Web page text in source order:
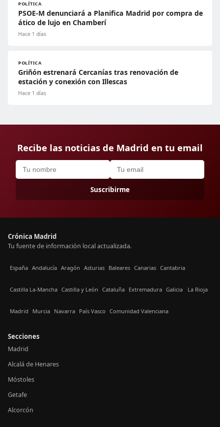
POLÍTICA
PSOE-M denunciará a Planifica Madrid por compra de
ático de lujo en Chamberí
Hace 1 días
POLÍTICA
Griñón estrenará Cercanías tras renovación de
estación y conexión con Illescas
Hace 1 días
Recibe las noticias de Madrid en tu email
Suscribirme
Crónica Madrid
Tu fuente de información local actualizada.
España Andalucía Aragón Asturias Baleares Canarias Cantabria
Castilla La-Mancha Castilla y León Cataluña Extremadura Galicia La Rioja
Madrid Murcia Navarra País Vasco Comunidad Valenciana
Secciones
Madrid
Alcalá de Henares
Móstoles
Getafe
Alcorcón